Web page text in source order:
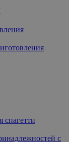
спагетти
с